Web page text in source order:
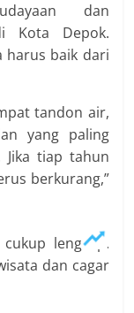
dan
Kota Depok.
harus baik dari
tandon air,
yang paling
Jika tiap tahun
berkurang,”
lengkap.
dan cagar